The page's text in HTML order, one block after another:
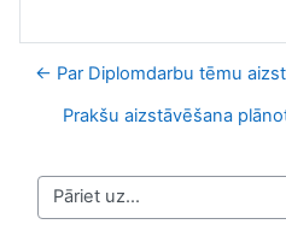
← Par Diplomdarbu tēmu
Prakšu aizstāvēšana
Pāriet uz...